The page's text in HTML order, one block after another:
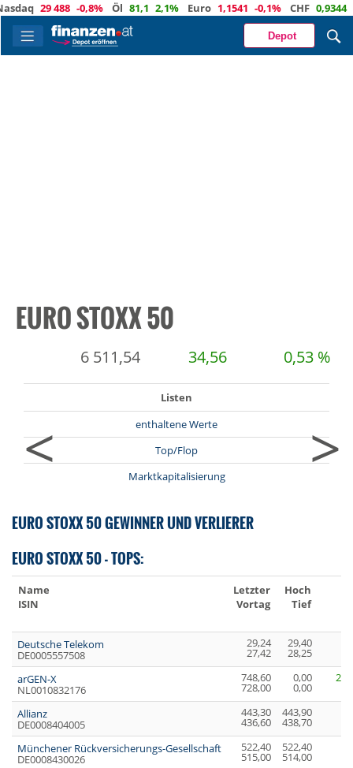
29 488 -0,8% Öl 81,1 2,1% Euro 1,1541 -0,1% CHF 0,9344
Depot
EURO STOXX 50
6 511,54 34,56 0,53 %
<
Listen
enthaltene Werte
Top/Flop
Marktkapitalisierung
>
EURO STOXX 50 GEWINNER UND VERLIERER
EURO STOXX 50 - TOPS:
Name
ISIN
Letzter
Vortag
Hoch
Tief
Deutsche Telekom
DE0005557508
29,24
27,42
29,40
28,25
arGEN-X
NL0010832176
748,60
728,00
0,00
0,00
Allianz
DE0008404005
443,30
436,60
443,90
438,70
Münchener Rückversicherungs-Gesellschaft
DE0008430026
522,40
515,00
522,40
514,00